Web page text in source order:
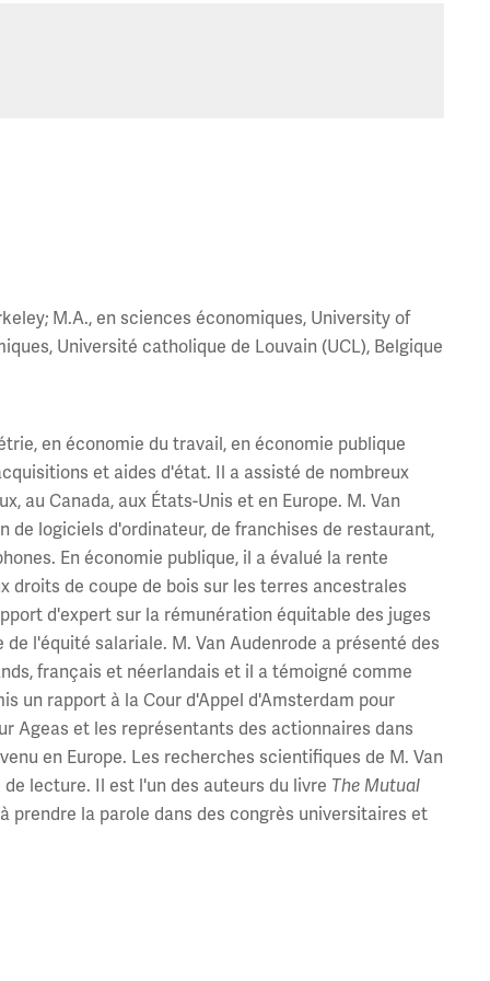
M.A., en sciences économiques, University of
Université catholique de Louvain (UCL), Belgique
en économie du travail, en économie publique
et aides d'état. Il a assisté de nombreux
au Canada, aux États-Unis et en Europe. M. Van
de logiciels d'ordinateur, de franchises de restaurant,
En économie publique, il a évalué la rente
droits de coupe de bois sur les terres ancestrales
d'expert sur la rémunération équitable des juges
l'équité salariale. M. Van Audenrode a présenté des
français et néerlandais et il a témoigné comme
un rapport à la Cour d'Appel d'Amsterdam pour
Ageas et les représentants des actionnaires dans
en Europe. Les recherches scientifiques de M. Van
lecture. Il est l'un des auteurs du livre The Mutual
prendre la parole dans des congrès universitaires et